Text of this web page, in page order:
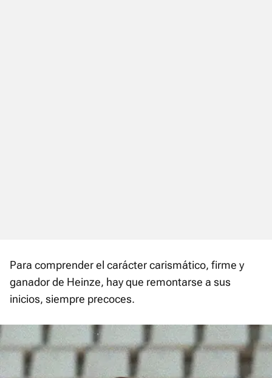
Para comprender el carácter carismático, firme y
ganador de Heinze, hay que remontarse a sus
inicios, siempre precoces.